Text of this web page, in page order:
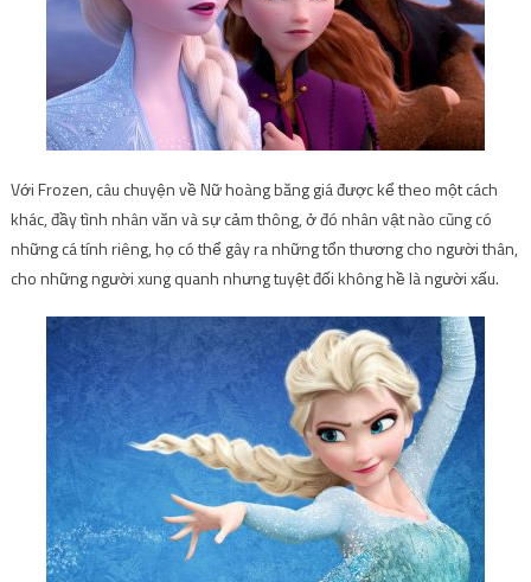
Với Frozen, câu chuyện về Nữ hoàng băng giá được kể theo một cách
khác, đầy tình nhân văn và sự cảm thông, ở đó nhân vật nào cũng có
những cá tính riêng, họ có thể gây ra những tổn thương cho người thân,
cho những người xung quanh nhưng tuyệt đối không hề là người xấu.